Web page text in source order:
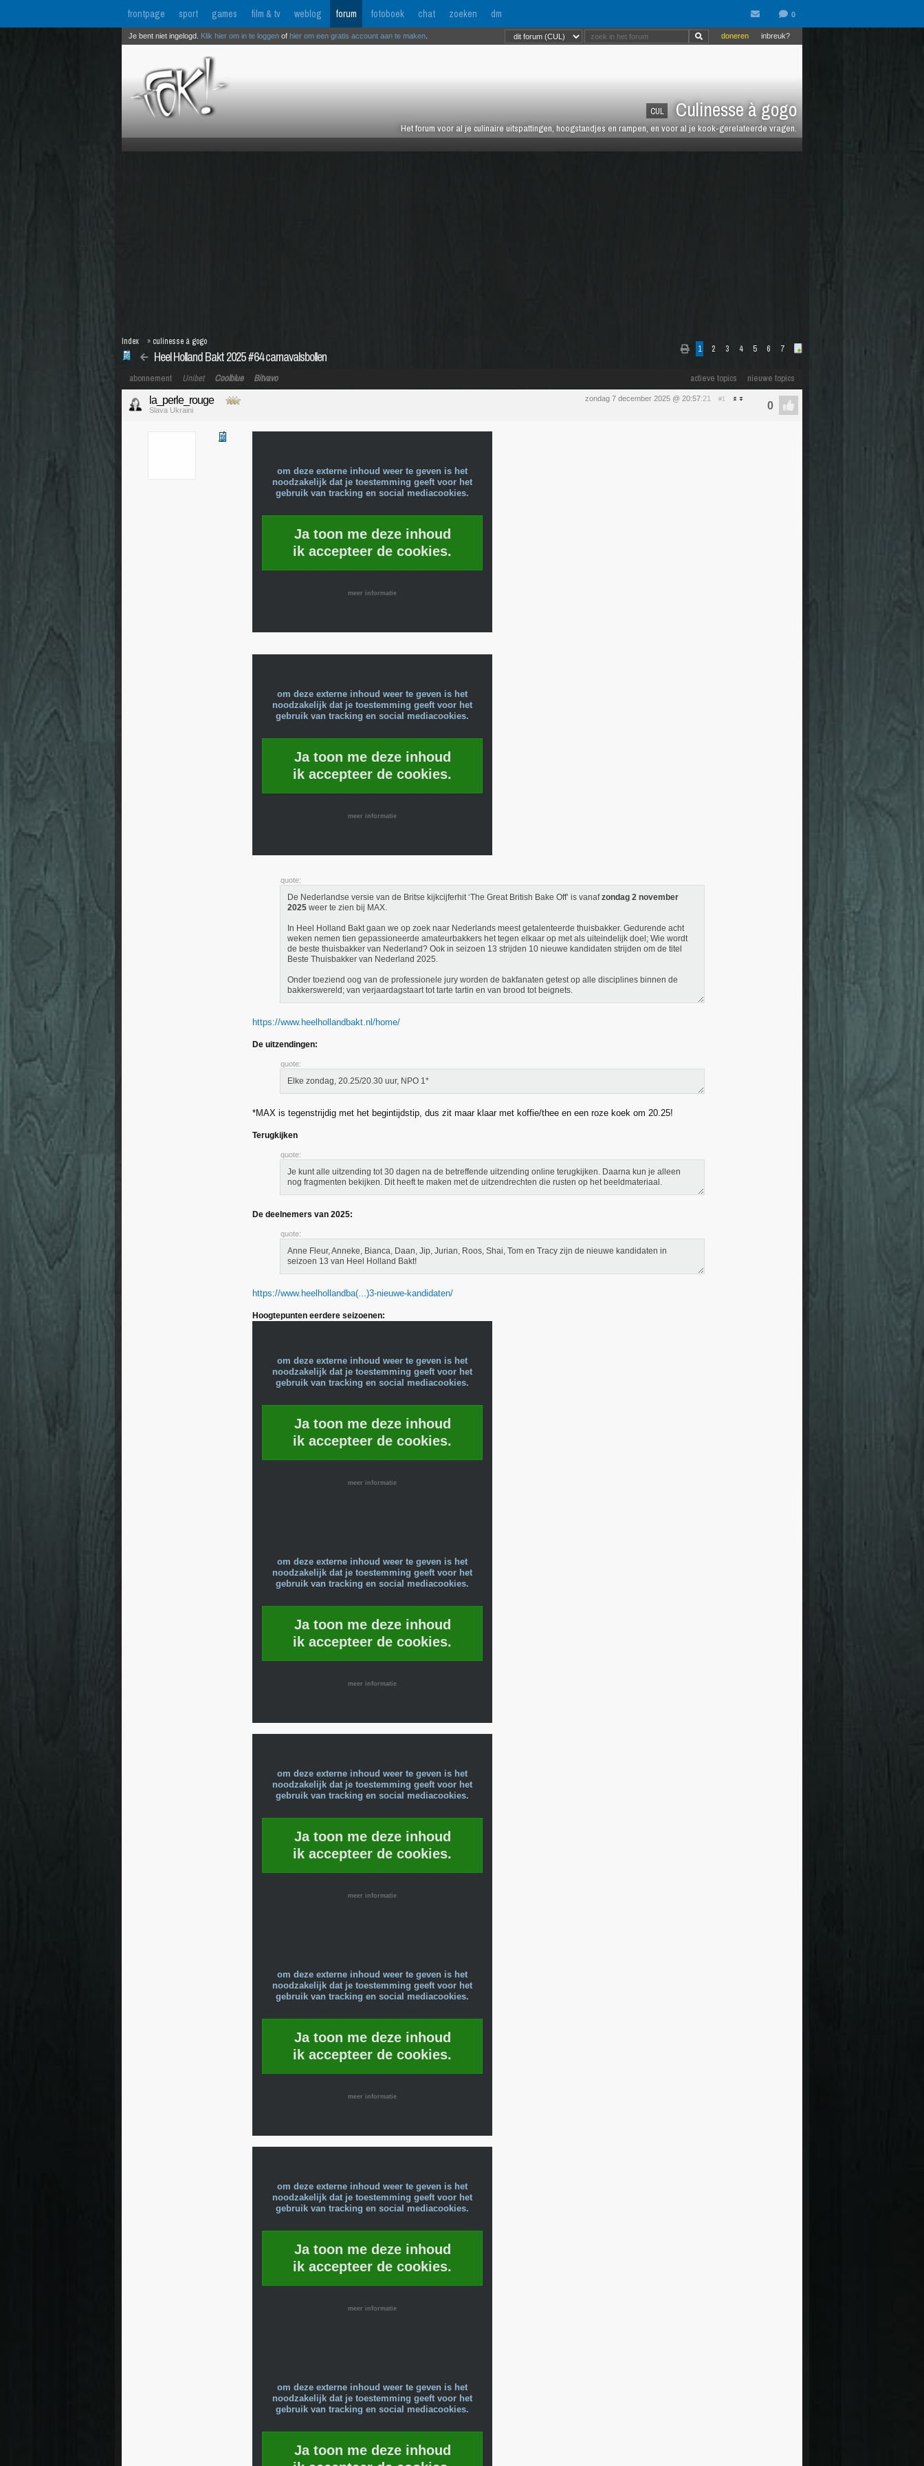
frontpage sport games film & tv weblog forum fotoboek chat zoeken dm
CUL Culinesse à gogo
Het forum voor al je culinaire uitspattingen, hoogstandjes en rampen, en voor al je kook-gerelateerde vragen.
inbreuk?
doneren
Je bent niet ingelogd. Klik hier om in te loggen of hier om een gratis account aan te maken
1 2 3 4 5 6 7
Heel Holland Bakt 2025 #64 carnavalsbollen
Index » culinesse à gogo
actieve topics nieuwe topics
abonnement Unibet Coolblue Bitvavo
zondag 7 december 2025 @ 20:57:21 #1
la_perle_rouge
Slava Ukraini
om deze externe inhoud weer te geven is het
noodzakelijk dat je toestemming geeft voor het
gebruik van tracking en social mediacookies.
Ja toon me deze inhoud
ik accepteer de cookies.
meer informatie
om deze externe inhoud weer te geven is het
noodzakelijk dat je toestemming geeft voor het
gebruik van tracking en social mediacookies.
Ja toon me deze inhoud
ik accepteer de cookies.
meer informatie
quote:
De Nederlandse versie van de Britse kijkcijferhit ‘The Great British Bake Off’ is vanafzondag 2 november
2025 weer te zien bij MAX.
In Heel Holland Bakt gaan we op zoek naar Nederlands meest getalenteerde thuisbakker. Gedurende acht
weken nemen tien gepassioneerde amateurbakkers het tegen elkaar op met als uiteindelijk doel; Wie wordt
de beste thuisbakker van Nederland? Ook in seizoen 13 strijden 10 nieuwe kandidaten strijden om de titel
Beste Thuisbakker van Nederland 2025.
Onder toeziend oog van de professionele jury worden de bakfanaten getest op alle disciplines binnen de
bakkerswereld; van verjaardagstaart tot tarte tartin en van brood tot beignets.
https://www.heelhollandbakt.nl/home/
De uitzendingen:
quote:
Elke zondag, 20.25/20.30 uur, NPO 1*
*MAX is tegenstrijdig met het begintijdstip, dus zit maar klaar met koffie/thee en een roze koek om 20.25!
Terugkijken
quote:
Je kunt alle uitzending tot 30 dagen na de betreffende uitzending online terugkijken. Daarna kun je alleen
nog fragmenten bekijken. Dit heeft te maken met de uitzendrechten die rusten op het beeldmateriaal.
De deelnemers van 2025:
quote:
Anne Fleur, Anneke, Bianca, Daan, Jip, Jurian, Roos, Shai, Tom en Tracy zijn de nieuwe kandidaten in
seizoen 13 van Heel Holland Bakt!
https://www.heelhollandba(...)3-nieuwe-kandidaten/
Hoogtepunten eerdere seizoenen:
om deze externe inhoud weer te geven is het
noodzakelijk dat je toestemming geeft voor het
gebruik van tracking en social mediacookies.
Ja toon me deze inhoud
ik accepteer de cookies.
meer informatie
om deze externe inhoud weer te geven is het
noodzakelijk dat je toestemming geeft voor het
gebruik van tracking en social mediacookies.
Ja toon me deze inhoud
ik accepteer de cookies.
meer informatie
om deze externe inhoud weer te geven is het
noodzakelijk dat je toestemming geeft voor het
gebruik van tracking en social mediacookies.
Ja toon me deze inhoud
ik accepteer de cookies.
meer informatie
om deze externe inhoud weer te geven is het
noodzakelijk dat je toestemming geeft voor het
gebruik van tracking en social mediacookies.
Ja toon me deze inhoud
ik accepteer de cookies.
meer informatie
om deze externe inhoud weer te geven is het
noodzakelijk dat je toestemming geeft voor het
gebruik van tracking en social mediacookies.
Ja toon me deze inhoud
ik accepteer de cookies.
meer informatie
om deze externe inhoud weer te geven is het
noodzakelijk dat je toestemming geeft voor het
gebruik van tracking en social mediacookies.
Ja toon me deze inhoud